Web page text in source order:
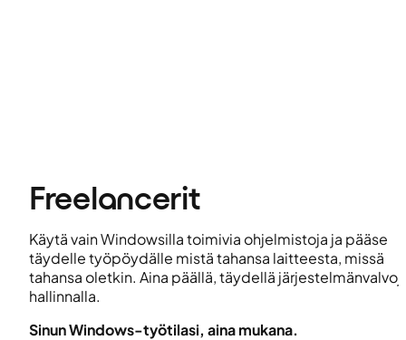
Freelancerit
Käytä vain Windowsilla toimivia ohjelmistoja ja pääse
täydelle työpöydälle mistä tahansa laitteesta, missä
tahansa oletkin. Aina päällä, täydellä
hallinnalla.
Sinun Windows-työtilasi, aina mukana.